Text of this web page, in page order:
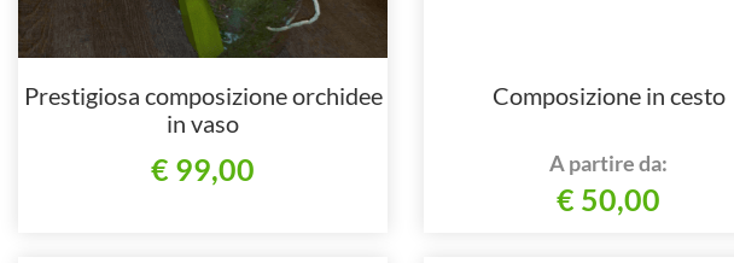
Prestigiosa composizione orchidee
in vaso
€ 99,00
Composizione in cesto
A partire da:
€ 50,00